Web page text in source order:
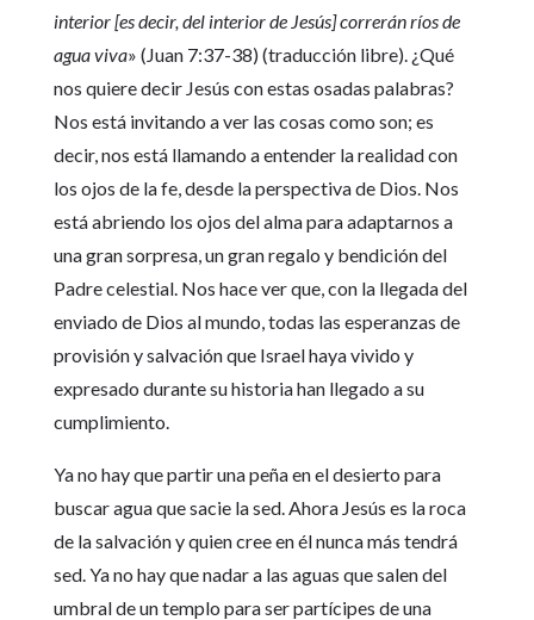
interior [es decir, del interior de Jesús] correrán ríos de
agua viva» (Juan 7:37-38) (traducción libre). ¿Qué
nos quiere decir Jesús con estas osadas palabras?
Nos está invitando a ver las cosas como son; es
decir, nos está llamando a entender la realidad con
los ojos de la fe, desde la perspectiva de Dios. Nos
está abriendo los ojos del alma para adaptarnos a
una gran sorpresa, un gran regalo y bendición del
Padre celestial. Nos hace ver que, con la llegada del
enviado de Dios al mundo, todas las esperanzas de
provisión y salvación que Israel haya vivido y
expresado durante su historia han llegado a su
cumplimiento.
Ya no hay que partir una peña en el desierto para
buscar agua que sacie la sed. Ahora Jesús es la roca
de la salvación y quien cree en él nunca más tendrá
sed. Ya no hay que nadar a las aguas que salen del
umbral de un templo para ser partícipes de una